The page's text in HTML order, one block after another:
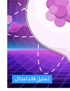
تحلیل فاندامنتال